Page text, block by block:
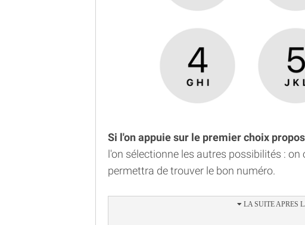
Si l'on appuie sur le premier choix
l'on sélectionne les autres possibilités :
permettra de trouver le bon numéro.